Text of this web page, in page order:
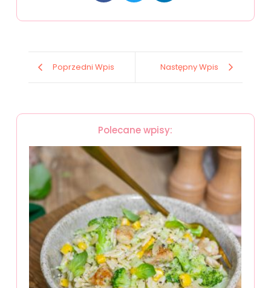
Poprzedni Wpis Następny Wpis
Polecane wpisy: